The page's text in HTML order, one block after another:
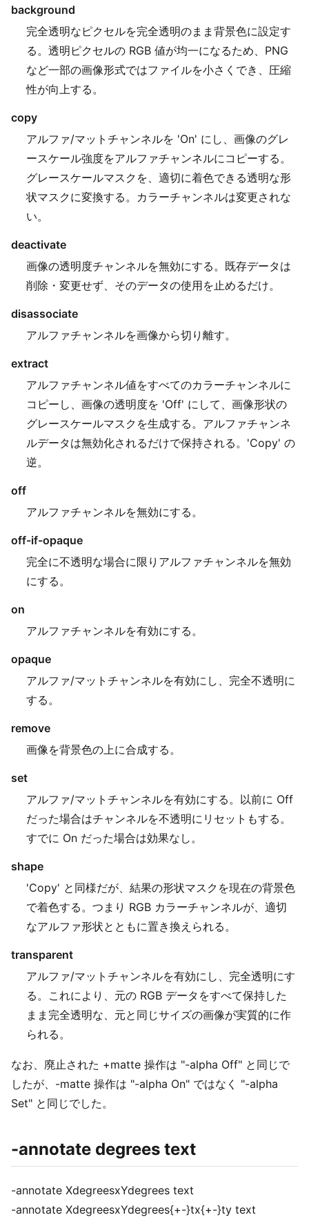
background
完全透明なピクセルを完全透明のまま背景色に設定す
る。透明ピクセルの RGB 値が均一になるため、PNG
など一部の画像形式ではファイルを小さくでき、圧縮
性が向上する。
copy
アルファ/マットチャンネルを 'On' にし、画像のグレ
ースケール強度をアルファチャンネルにコピーする。
グレースケールマスクを、適切に着色できる透明な形
状マスクに変換する。カラーチャンネルは変更されな
い。
deactivate
画像の透明度チャンネルを無効にする。既存データは
削除・変更せず、そのデータの使用を止めるだけ。
disassociate
アルファチャンネルを画像から切り離す。
extract
アルファチャンネル値をすべてのカラーチャンネルに
コピーし、画像の透明度を 'Off' にして、画像形状の
グレースケールマスクを生成する。アルファチャンネ
ルデータは無効化されるだけで保持される。'Copy' の
逆。
off
アルファチャンネルを無効にする。
off-if-opaque
完全に不透明な場合に限りアルファチャンネルを無効
にする。
on
アルファチャンネルを有効にする。
opaque
アルファ/マットチャンネルを有効にし、完全不透明に
する。
remove
画像を背景色の上に合成する。
set
アルファ/マットチャンネルを有効にする。以前に Off
だった場合はチャンネルを不透明にリセットもする。
すでに On だった場合は効果なし。
shape
'Copy' と同様だが、結果の形状マスクを現在の背景色
で着色する。つまり RGB カラーチャンネルが、適切
なアルファ形状とともに置き換えられる。
transparent
アルファ/マットチャンネルを有効にし、完全透明にす
る。これにより、元の RGB データをすべて保持した
まま完全透明な、元と同じサイズの画像が実質的に作
られる。
なお、廃止された +matte 操作は "-alpha Off" と同じで
したが、-matte 操作は "-alpha On" ではなく "-alpha
Set" と同じでした。
-annotate degrees text
-annotate XdegreesxYdegrees text
-annotate XdegreesxYdegrees{+-}tx{+-}ty text